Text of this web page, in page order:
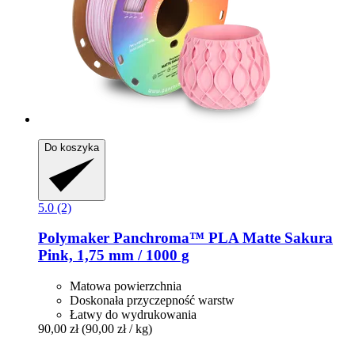
Do koszyka
5.0 (2)
Polymaker Panchroma™ PLA Matte Sakura
Pink, 1,75 mm / 1000 g
Matowa powierzchnia
Doskonała przyczepność warstw
Łatwy do wydrukowania
90,00 zł (90,00 zł / kg)